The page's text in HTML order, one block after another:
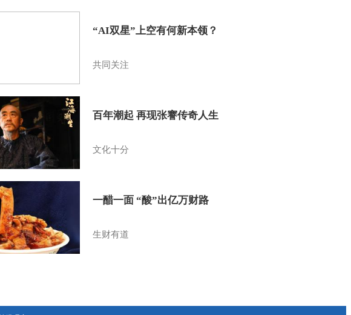
“AI双星”上空有何新本领？
共同关注
百年潮起 再现张謇传奇人生
文化十分
一醋一面 “酸”出亿万财路
生财有道